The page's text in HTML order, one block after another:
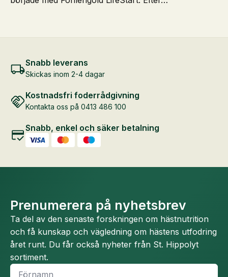
Snabb leverans
Skickas inom 2-4 dagar
Kostnadsfri foderrådgivning
Kontakta oss på 0413 486 100
Snabb, enkel och säker betalning
Prenumerera på nyhetsbrev
Ta del av den senaste forskningen om hästnutrition
och få kunskap och vägledning om hästens utfodring
året runt. Du får också nyheter från St. Hippolyt
sortiment.
Namn